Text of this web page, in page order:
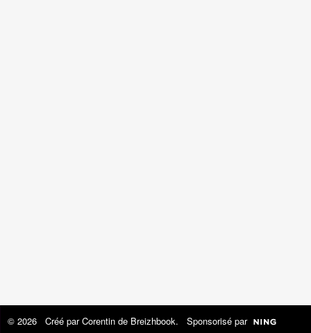
© 2026 Créé parCorentin de Breizhbook. Sponsorisé par